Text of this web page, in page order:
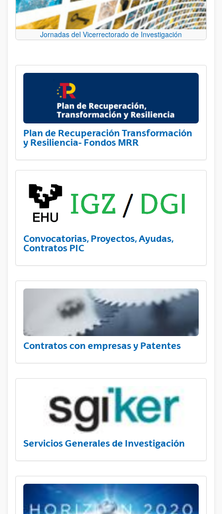
Jornadas del Vicerrectorado de Investigación
Plan de Recuperación Transformación
y Resiliencia- Fondos MRR
Convocatorias, Proyectos, Ayudas,
Contratos PIC
Contratos con empresas y Patentes
Servicios Generales de Investigación